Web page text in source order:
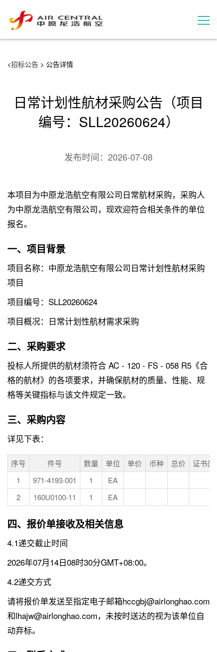
用户案例
<招标公告 > 公告详情
日常计划性航材采购公告（项目
编号：SLL20260624）
发布时间： 2026-07-08
本项目为中原龙浩航空有限公司日常航材采购，采购人
为中原龙浩航空有限公司，现欢迎符合相关条件的单位
报名。
一、项目背景
项目名称：中原龙浩航空有限公司日常计划性航材采购
项目
项目编号：SLL20260624
项目概况：日常计划性航材需求采购
二、采购要求
投标人所提供的航材须符合 AC - 120 - FS - 058 R5《合
格的航材》的各项要求，并确保航材的质量、性能、规
格等关键指标与该文件规定一致。
三、采购内容
详见下表：
序号 件号 数量 单位 单价 币种 总价
证书类
1
971-4193-001 1
EA
2
160U0100-11 1 EA
四、报价单接收及相关信息
4.1递交截止时间
2026年07月14日08时30分GMT+08:00。
4.2递交方式
请将报价单发送至指定电子邮箱hccgbj@airlonghao.com
和lhajw@airlonghao.com，未按时送达的视为该单位自
动弃标。